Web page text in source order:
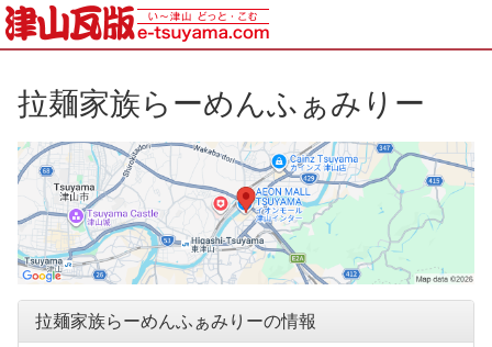
拉麺家族らーめんふぁみりー
拉麺家族らーめんふぁみりーの情報